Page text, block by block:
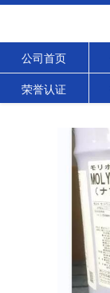
公司首页
荣誉认证